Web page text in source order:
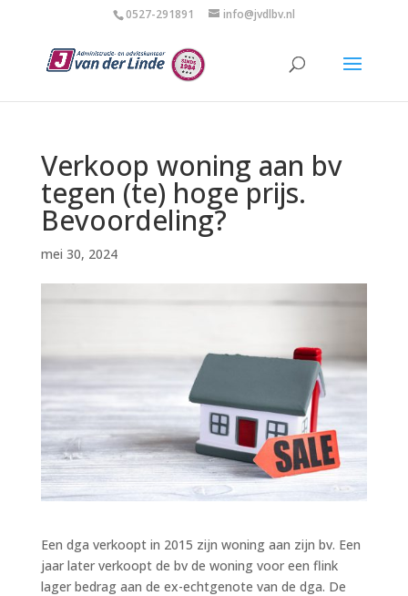
0527-291891 info@jvdlbv.nl
Verkoop woning aan bv
tegen (te) hoge prijs.
Bevoordeling?
mei 30, 2024
Een dga verkoopt in 2015 zijn woning aan zijn bv. Een
jaar later verkoopt de bv de woning voor een flink
lager bedrag aan de ex-echtgenote van de dga. De